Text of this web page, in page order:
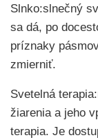
Slnko:slnečný
sa dá, po
príznaky
zmierniť.
Svetelná
žiarenia a jeho
terapia. Je